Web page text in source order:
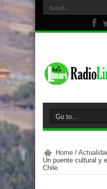
Home /
Un puente cultural y
Chile.